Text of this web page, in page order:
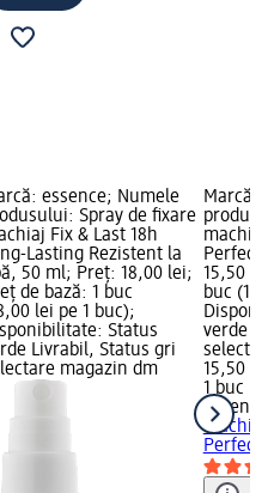
essence; Numele
Spray de fixare
Fix & Last 18h
Lasting Rezistent la
50 ml; Preț: 18,00 lei;
de bază: 1 buc
lei pe 1 buc);
Status
Livrabil, Status gri
magazin dm
Marcă:
machiaj
Perfect,
15,50
buc
verde
15,50 lei
1 buc
essence
machiaj
Perfect,